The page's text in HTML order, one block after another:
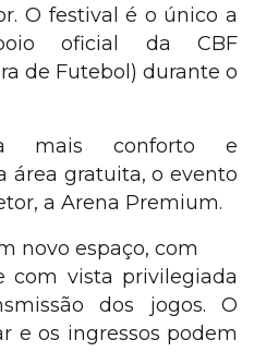
O festival é o único a
oficial da CBF
de Futebol) durante o
mais conforto e
área gratuita, o evento
a Arena Premium.
novo espaço, com
com vista privilegiada
dos jogos. O
e os ingressos podem